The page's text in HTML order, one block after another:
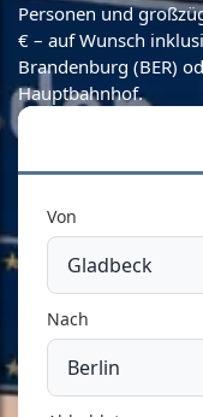
Personen und
€ – auf Wunsch
Brandenburg (BER)
Hauptbahnhof.
Von
Nach